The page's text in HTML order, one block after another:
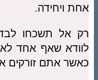
אחת ויחידה.
רק אל תשכחו
לוודא שאף אחד לא
כאשר אתם זורקים